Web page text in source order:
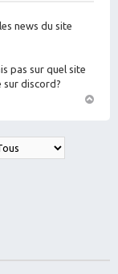
news du site
pas sur quel site
sur discord?